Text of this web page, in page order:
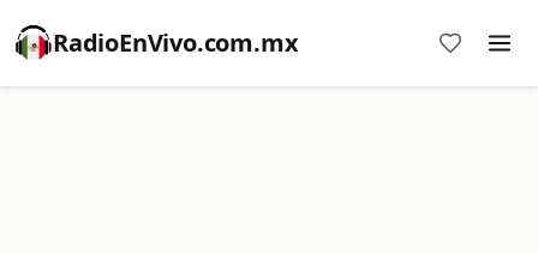
RadioEnVivo.com.mx